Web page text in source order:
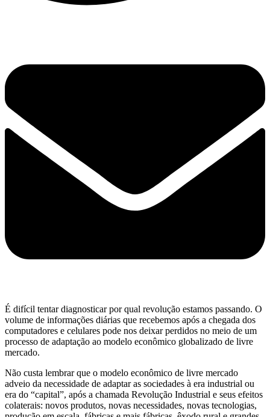
É difícil tentar diagnosticar por qual revolução estamos passando. O
volume de informações diárias que recebemos após a chegada dos
computadores e celulares pode nos deixar perdidos no meio de um
processo de adaptação ao modelo econômico globalizado de livre
mercado.
Não custa lembrar que o modelo econômico de livre mercado
adveio da necessidade de adaptar as sociedades à era industrial ou
era do “capital”, após a chamada Revolução Industrial e seus efeitos
colaterais: novos produtos, novas necessidades, novas tecnologias,